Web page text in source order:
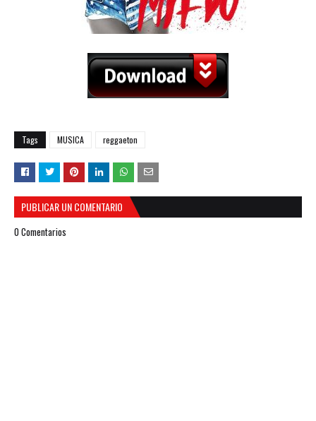
Tags MUSICA reggaeton
PUBLICAR UN COMENTARIO
0 Comentarios